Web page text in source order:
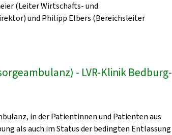
(Leiter Wirtschafts- und
und Philipp Elbers (Bereichsleiter
- LVR-Klinik Bedburg-
in der Patientinnen und Patienten aus
als auch im Status der bedingten Entlassung